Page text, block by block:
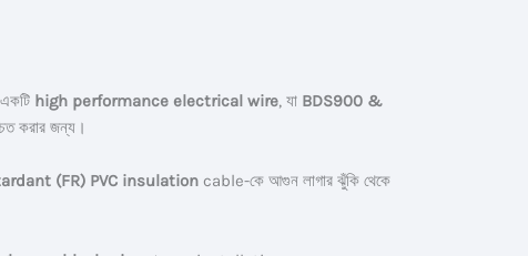
একটি high performance electrical wire, যা BDS900 &
করার জন্য।
(FR) PVC insulation cable-কে আগুন লাগার ঝুঁকি থেকে